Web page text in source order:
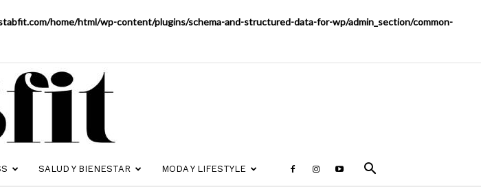
home/html/wp-content/plugins/schema-and-structured-data-for-wp/admin_section/common-
SALUD Y BIENESTAR MODA Y LIFESTYLE